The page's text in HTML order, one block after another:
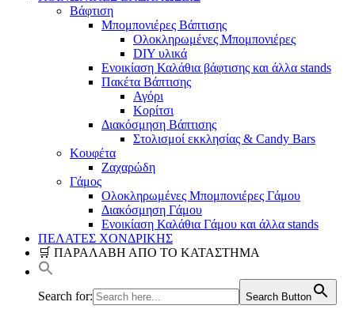
Βάφτιση
Μπομπονιέρες Βάπτισης
Ολοκληρωμένες Μπομπονιέρες
DIY υλικά
Ενοικίαση Καλάθια βάφτισης και άλλα stands
Πακέτα Βάπτισης
Αγόρι
Κορίτσι
Διακόσμηση Βάπτισης
Στολισμοί εκκλησίας & Candy Bars
Κουφέτα
Ζαχαρώδη
Γάμος
Ολοκληρωμένες Μπομπονιέρες Γάμου
Διακόσμηση Γάμου
Ενοικίαση Καλάθια Γάμου και άλλα stands
ΠΕΛΑΤΕΣ ΧΟΝΔΡΙΚΗΣ
🛒 ΠΑΡΑΛΑΒΗ ΑΠΟ ΤΟ ΚΑΤΑΣΤΗΜΑ
Search for: Search Button